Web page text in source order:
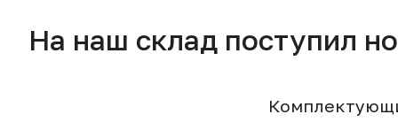
На наш склад поступил